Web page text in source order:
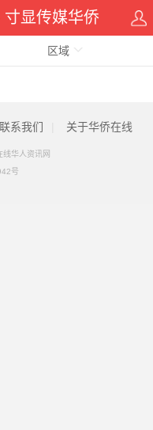
显传媒华侨
区域
联系我们 关于华侨在线
华人资讯网
号